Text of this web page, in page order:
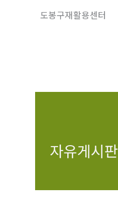
도봉구재활용센터
자유게시판